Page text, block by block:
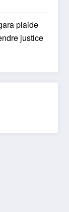
plaide
justice